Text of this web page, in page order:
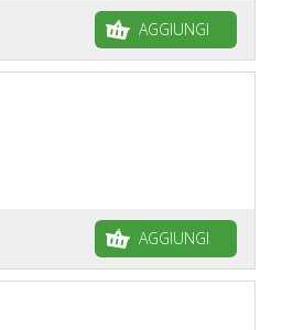
AGGIUNGI
AGGIUNGI